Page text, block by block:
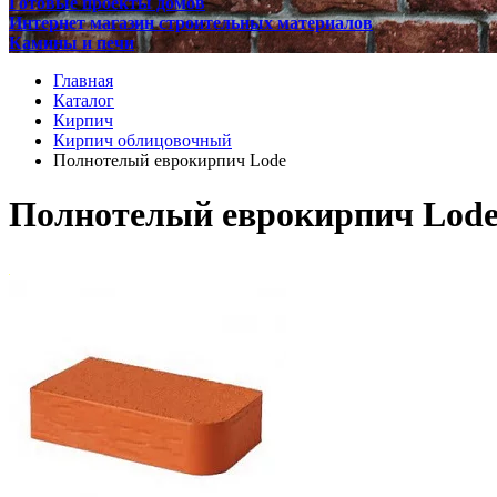
Интернет магазин строительных материалов
Камины и печи
Главная
Каталог
Кирпич
Кирпич облицовочный
Полнотелый еврокирпич Lode
Полнотелый еврокирпич